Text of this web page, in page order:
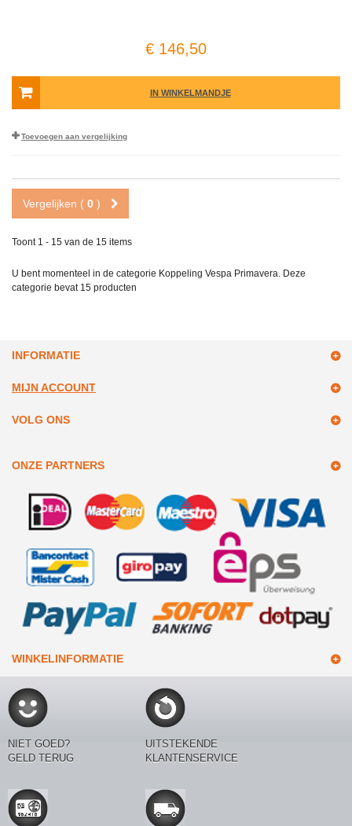
€ 146,50
IN WINKELMANDJE
Toevoegen aan vergelijking
Vergelijken ( 0 )
Toont 1 - 15 van de 15 items
U bent momenteel in de categorie Koppeling Vespa Primavera. Deze
categorie bevat 15 producten
INFORMATIE
MIJN ACCOUNT
VOLG ONS
ONZE PARTNERS
WINKELINFORMATIE
NIET GOED?
GELD TERUG
UITSTEKENDE
KLANTENSERVICE